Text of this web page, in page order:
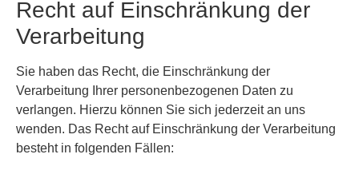
Recht auf Einschränkung der
Verarbeitung
Sie haben das Recht, die Einschränkung der
Verarbeitung Ihrer personenbezogenen Daten zu
verlangen. Hierzu können Sie sich jederzeit an uns
wenden. Das Recht auf Einschränkung der Verarbeitung
besteht in folgenden Fällen: